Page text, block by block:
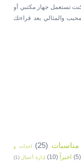
تستعمل جهاز مكتبي أو
والمثالي بعد قراءتك
(25)
احداث و
(5) اخيراً (10) إدارة أعمال (1)